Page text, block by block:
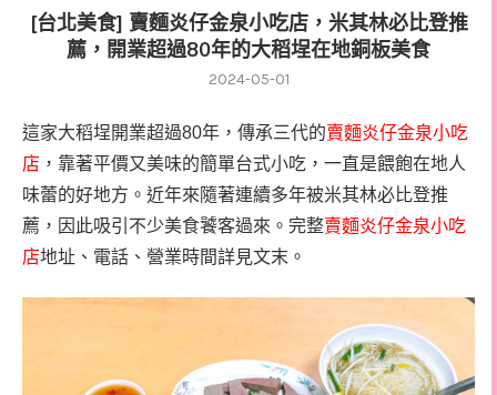
[台北美食] 賣麵炎仔金泉小吃店，米其林必比登推
薦，開業超過80年的大稻埕在地銅板美食
2024-05-01
這家大稻埕開業超過80年，傳承三代的賣麵炎仔金泉小吃
店 ，靠著平價又美味的簡單台式小吃，一直是餵飽在地人
味蕾的好地方。近年來隨著連續多年被米其林必比登推
薦，因此吸引不少美食饕客過來。完整賣麵炎仔金泉小吃
店地址、電話、營業時間詳見文末。